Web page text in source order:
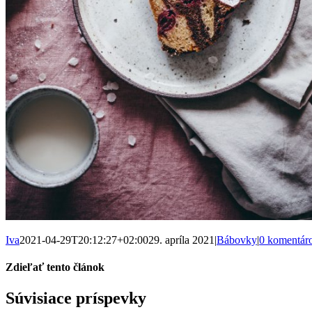
Iva2021-04-29T20:12:27+02:0029. apríla 2021 |Bábovky|0
Zdieľať tento článok
Facebook
WhatsApp
Pinterest
Email
Súvisiace príspevky